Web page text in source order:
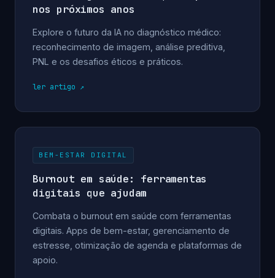
nos próximos anos
Explore o futuro da IA no diagnóstico médico:
reconhecimento de imagem, análise preditiva,
PNL e os desafios éticos e práticos.
ler artigo
BEM-ESTAR DIGITAL
Burnout em saúde: ferramentas
digitais que ajudam
Combata o burnout em saúde com ferramentas
digitais. Apps de bem-estar, gerenciamento de
estresse, otimização de agenda e plataformas de
apoio.